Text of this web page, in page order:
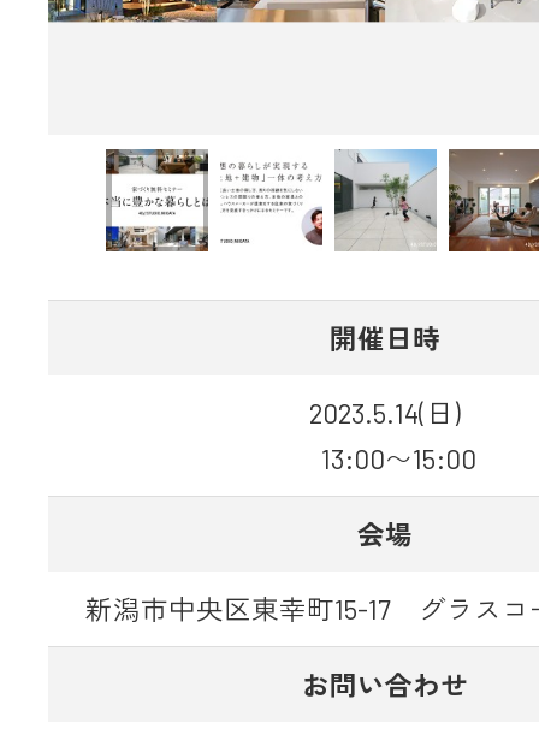
開催日時
2023.5.14(日)
13:00〜15:00
会場
新潟市中央区東幸町15-17 グラスコ
お問い合わせ